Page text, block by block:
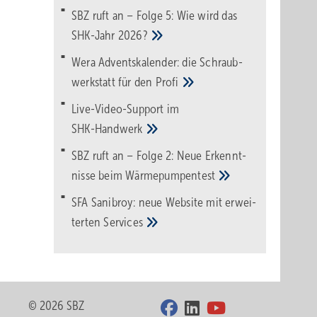
SBZ ruft an – Folge 5: Wie wird das
SHK-Jahr 2026?
Wera Adventskalender: die Schraub­
werk­statt für den Pro­fi
Live-Video-Support im
SHK-Handwerk
SBZ ruft an – Folge 2: Neue Erkennt­
nisse beimWärme­pumpen­test
SFA Sanibroy: neue Web­site mit erwei­
tertenServices
© 2026 SBZ